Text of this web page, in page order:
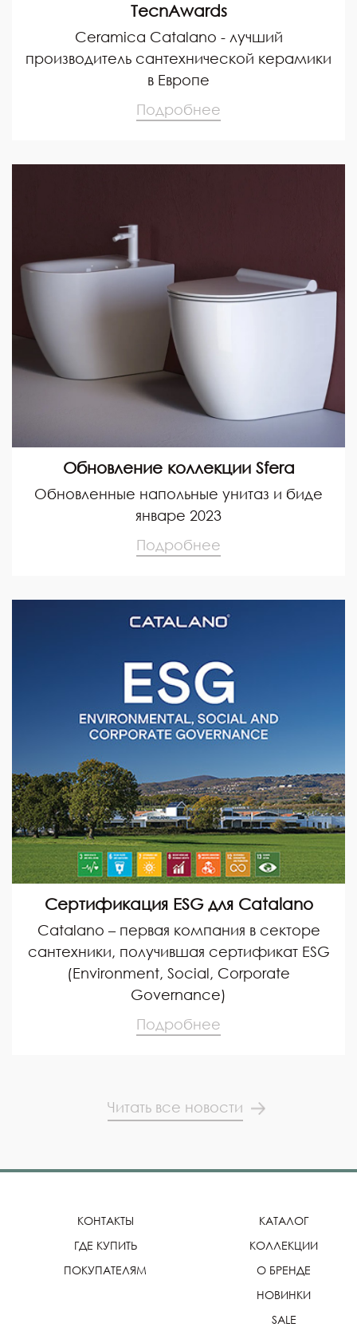
TecnAwards
Ceramica Catalano - лучший
производитель сантехнической керамики
в Европе
Подробнее
Обновление коллекции Sfera
Обновленные напольные унитаз и биде
январе 2023
Подробнее
Сертификация ESG для Catalano
Catalano – первая компания в секторе
сантехники, получившая сертификат ESG
(Environment, Social, Corporate
Governance)
Подробнее
Читать все новости
КОНТАКТЫ
ГДЕ КУПИТЬ
ПОКУПАТЕЛЯМ
КАТАЛОГ
КОЛЛЕКЦИИ
О БРЕНДЕ
НОВИНКИ
SALE